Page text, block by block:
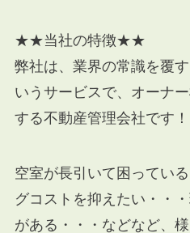
★★当社の特徴★★
弊社は、業界の常識を覆
いうサービスで、オーナ
する不動産管理会社です！
空室が長引いて困ってい
グコストを抑えたい・・
がある・・・などなど、